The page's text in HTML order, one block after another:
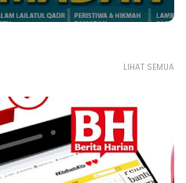
LIHAT SEMUA